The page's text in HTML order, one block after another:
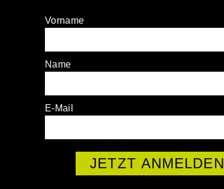
Vorname
Name
E-Mail
JETZT ANMELDEN